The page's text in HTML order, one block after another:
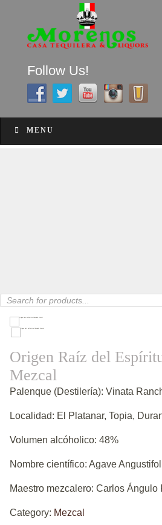
Follow Us!
MenuMENU
Products
search
Origen Raíz del
Mezcal
Palenque (Destilería): Vinata
Localidad: El Platanar, Topia,
Volumen alcóholico: 48%
Nombre científico: Agave
Maestro mezcalero: Carlos Ángulo
Category: Mezcal